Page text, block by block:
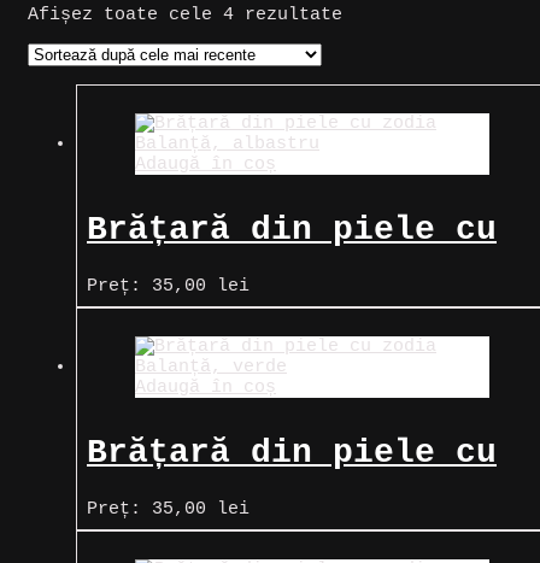
Afișez toate cele 4 rezultate
Adaugă în coș
Brățară din piele cu
zodia Balanță,
albastru
Preț: 35,00 lei
Adaugă în coș
Brățară din piele cu
zodia Balanță, verde
Preț: 35,00 lei